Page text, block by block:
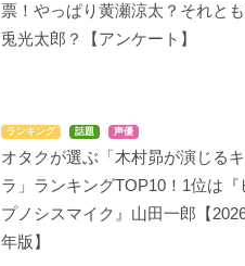
票！やっぱり黄瀬涼太？それと
兎光太郎？【アンケート】
ランキング 話題 声優
オタクが選ぶ「木村昴が演じる
ラ」ランキングTOP10！1位は『
プノシスマイク』山田一郎【
年版】